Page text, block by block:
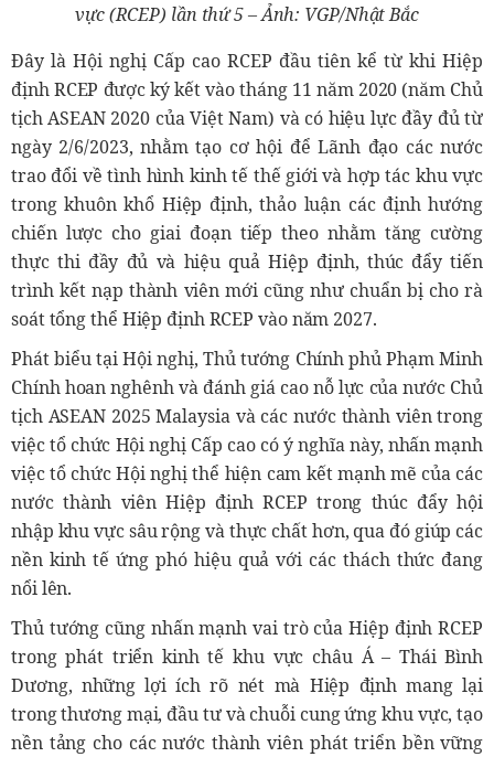
vực (RCEP) lần thứ 5 – Ảnh: VGP/Nhật Bắc
Đây là Hội nghị Cấp cao RCEP đầu tiên kể từ khi Hiệp
định RCEP được ký kết vào tháng 11 năm 2020 (năm Chủ
tịch ASEAN 2020 của Việt Nam) và có hiệu lực đầy đủ từ
ngày 2/6/2023, nhằm tạo cơ hội để Lãnh đạo các nước
trao đổi về tình hình kinh tế thế giới và hợp tác khu vực
trong khuôn khổ Hiệp định, thảo luận các định hướng
chiến lược cho giai đoạn tiếp theo nhằm tăng cường
thực thi đầy đủ và hiệu quả Hiệp định, thúc đẩy tiến
trình kết nạp thành viên mới cũng như chuẩn bị cho rà
soát tổng thể Hiệp định RCEP vào năm 2027.
Phát biểu tại Hội nghị, Thủ tướng Chính phủ Phạm Minh
Chính hoan nghênh và đánh giá cao nỗ lực của nước Chủ
tịch ASEAN 2025 Malaysia và các nước thành viên trong
việc tổ chức Hội nghị Cấp cao có ý nghĩa này, nhấn mạnh
việc tổ chức Hội nghị thể hiện cam kết mạnh mẽ của các
nước thành viên Hiệp định RCEP trong thúc đẩy hội
nhập khu vực sâu rộng và thực chất hơn, qua đó giúp các
nền kinh tế ứng phó hiệu quả với các thách thức đang
nổi lên.
Thủ tướng cũng nhấn mạnh vai trò của Hiệp định RCEP
trong phát triển kinh tế khu vực châu Á – Thái Bình
Dương, những lợi ích rõ nét mà Hiệp định mang lại
trong thương mại, đầu tư và chuỗi cung ứng khu vực, tạo
nền tảng cho các nước thành viên phát triển bền vững